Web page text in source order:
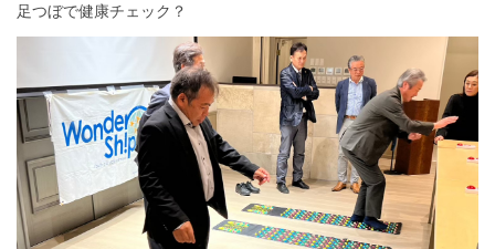
足つぼで健康チェック？